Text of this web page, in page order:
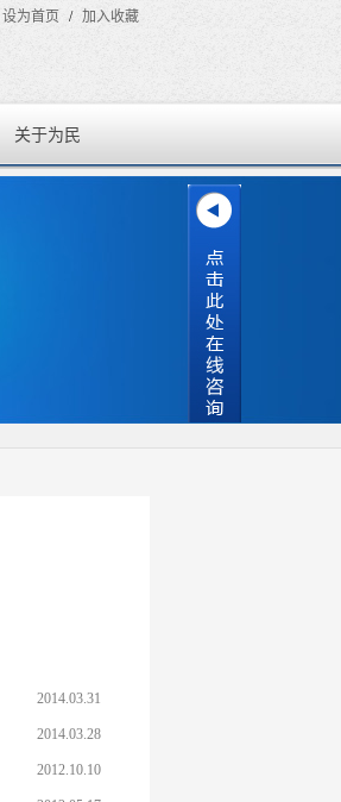
设为首页 / 加入收藏
关于为民
2014.03.31
2014.03.28
2012.10.10